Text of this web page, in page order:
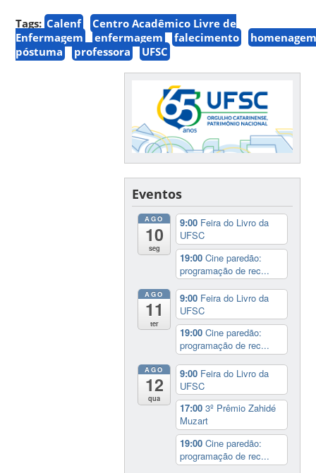
Tags: Calenf
Centro Acadêmico Livre de
Enfermagem
enfermagem falecimento
póstuma
professora UFSC
Eventos
AGO
10
seg
9:00 Feira do Livro da
UFSC
19:00Cine paredão:
programação de rec...
AGO
11
ter
9:00 Feira do Livro da
UFSC
19:00Cine paredão:
programação de rec...
AGO
12
qua
9:00 Feira do Livro da
UFSC
17:003º Prêmio Zahidé
Muzart
19:00Cine paredão:
programação de rec...